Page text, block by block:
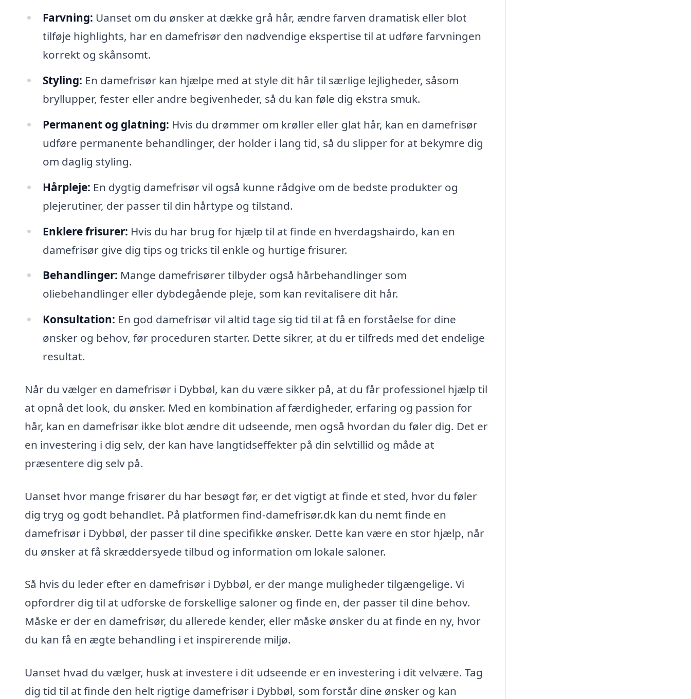
Farvning: Uanset om du ønsker at dække grå hår, ændre farven dramatisk eller blot
tilføje highlights, har en damefrisør den nødvendige ekspertise til at udføre farvningen
korrekt og skånsomt.
Styling: En damefrisør kan hjælpe med at style dit hår til særlige lejligheder, såsom
bryllupper, fester eller andre begivenheder, så du kan føle dig ekstra smuk.
Permanent og glatning: Hvis du drømmer om krøller eller glat hår, kan en damefrisør
udføre permanente behandlinger, der holder i lang tid, så du slipper for at bekymre dig
om daglig styling.
Hårpleje: En dygtig damefrisør vil også kunne rådgive om de bedste produkter og
plejerutiner, der passer til din hårtype og tilstand.
Enklere frisurer: Hvis du har brug for hjælp til at finde en hverdagshairdo, kan en
damefrisør give dig tips og tricks til enkle og hurtige frisurer.
Behandlinger: Mange damefrisører tilbyder også hårbehandlinger som
oliebehandlinger eller dybdegående pleje, som kan revitalisere dit hår.
Konsultation: En god damefrisør vil altid tage sig tid til at få en forståelse for dine
ønsker og behov, før proceduren starter. Dette sikrer, at du er tilfreds med det endelige
resultat.
Når du vælger en damefrisør i Dybbøl, kan du være sikker på, at du får professionel hjælp til
at opnå det look, du ønsker. Med en kombination af færdigheder, erfaring og passion for
hår, kan en damefrisør ikke blot ændre dit udseende, men også hvordan du føler dig. Det er
en investering i dig selv, der kan have langtidseffekter på din selvtillid og måde at
præsentere dig selv på.
Uanset hvor mange frisører du har besøgt før, er det vigtigt at finde et sted, hvor du føler
dig tryg og godt behandlet. På platformen find-damefrisør.dk kan du nemt finde en
damefrisør i Dybbøl, der passer til dine specifikke ønsker. Dette kan være en stor hjælp, når
du ønsker at få skræddersyede tilbud og information om lokale saloner.
Så hvis du leder efter en damefrisør i Dybbøl, er der mange muligheder tilgængelige. Vi
opfordrer dig til at udforske de forskellige saloner og finde en, der passer til dine behov.
Måske er der en damefrisør, du allerede kender, eller måske ønsker du at finde en ny, hvor
du kan få en ægte behandling i et inspirerende miljø.
Uanset hvad du vælger, husk at investere i dit udseende er en investering i dit velvære. Tag
dig tid til at finde den helt rigtige damefrisør i Dybbøl, som forstår dine ønsker og kan